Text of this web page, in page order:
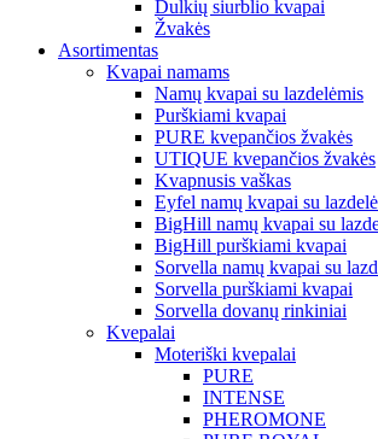
Dulkių siurblio kvapai
Žvakės
Asortimentas
Kvapai namams
Namų kvapai su lazdelėmis
Purškiami kvapai
PURE kvepančios žvakės
UTIQUE kvepančios žvakės
Kvapnusis vaškas
Eyfel namų kvapai su
BigHill namų kvapai su
BigHill purškiami kvapai
Sorvella namų kvapai su
Sorvella purškiami kvapai
Sorvella dovanų rinkiniai
Kvepalai
Moteriški kvepalai
PURE
INTENSE
PHEROMONE